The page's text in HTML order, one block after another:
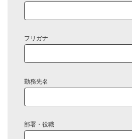
フリガナ
勤務先名
部署・役職